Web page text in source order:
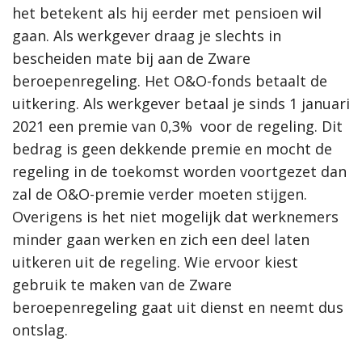
het betekent als hij eerder met pensioen wil
gaan. Als werkgever draag je slechts in
bescheiden mate bij aan de Zware
beroepenregeling. Het O&O-fonds betaalt de
uitkering. Als werkgever betaal je sinds 1 januari
2021 een premie van 0,3% voor de regeling. Dit
bedrag is geen dekkende premie en mocht de
regeling in de toekomst worden voortgezet dan
zal de O&O-premie verder moeten stijgen.
Overigens is het niet mogelijk dat werknemers
minder gaan werken en zich een deel laten
uitkeren uit de regeling. Wie ervoor kiest
gebruik te maken van de Zware
beroepenregeling gaat uit dienst en neemt dus
ontslag.